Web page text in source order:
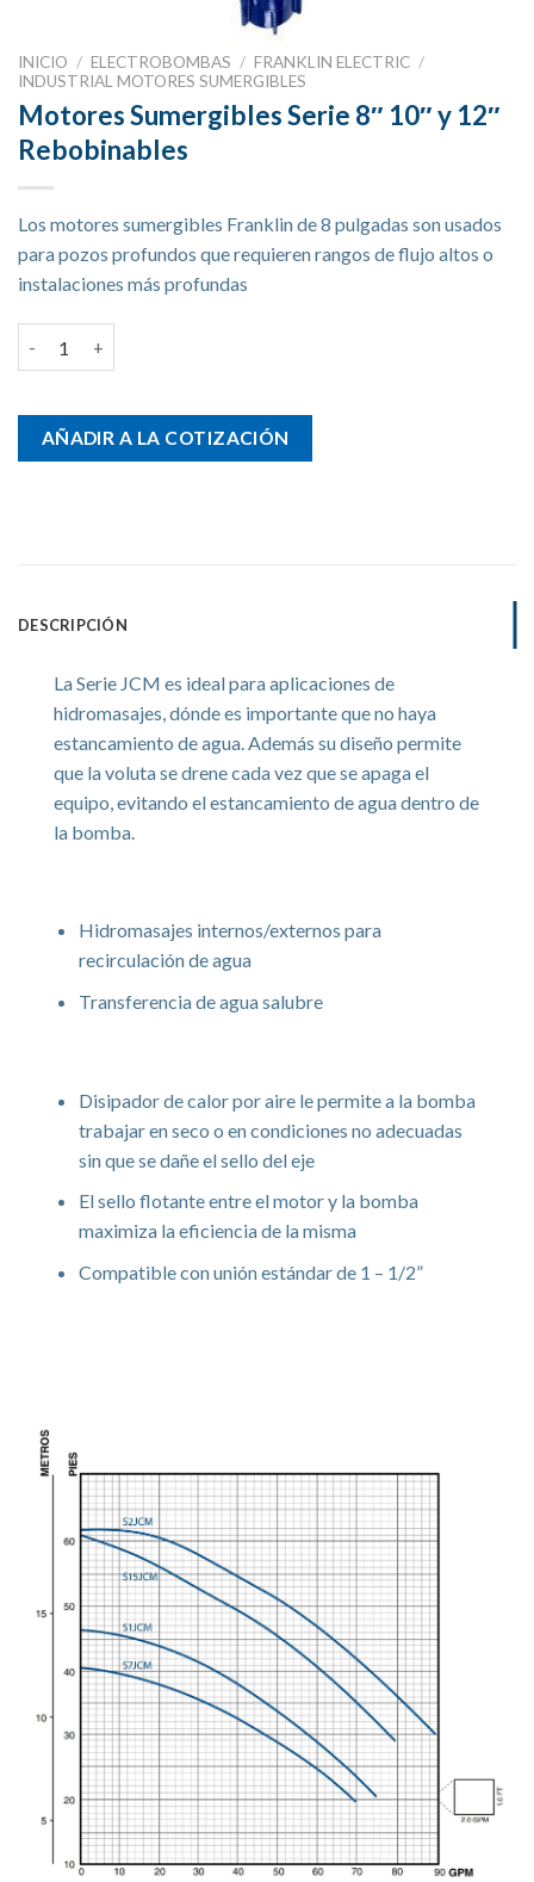
INICIO / ELECTROBOMBAS / FRANKLIN ELECTRIC /
INDUSTRIAL MOTORES SUMERGIBLES
Motores Sumergibles Serie 8″ 10″ y 12″
Rebobinables
Los motores sumergibles Franklin de 8 pulgadas son usados
para pozos profundos que requieren rangos de flujo altos o
instalaciones más profundas
AÑADIR A LA COTIZACIÓN
DESCRIPCIÓN
La Serie JCM es ideal para aplicaciones de
hidromasajes, dónde es importante que no haya
estancamiento de agua. Además su diseño permite
que la voluta se drene cada vez que se apaga el
equipo, evitando el estancamiento de agua dentro de
la bomba.
Hidromasajes internos/externos para
recirculación de agua
Transferencia de agua salubre
Disipador de calor por aire le permite a la bomba
trabajar en seco o en condiciones no adecuadas
sin que se dañe el sello del eje
El sello flotante entre el motor y la bomba
maximiza la eficiencia de la misma
Compatible con unión estándar de 1 – 1/2”